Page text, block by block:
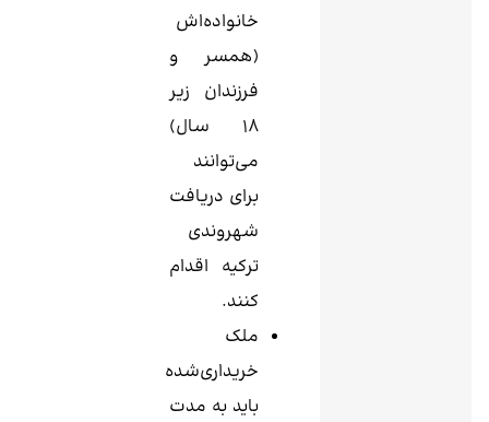
خانواده‌اش
(همسر و
فرزندان زیر
۱۸ سال)
می‌توانند
برای دریافت
شهروندی
ترکیه اقدام
کنند.
ملک
خریداری‌شده
باید به مدت